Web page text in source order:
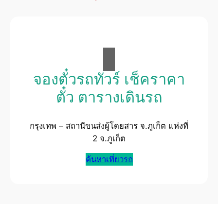
จองตั๋วรถทัวร์ เช็คราคา
ตั๋ว ตารางเดินรถ
กรุงเทพ – สถานีขนส่งผู้โดยสาร จ.ภูเก็ต แห่งที่
2 จ.ภูเก็ต
ค้นหาเที่ยวรถ